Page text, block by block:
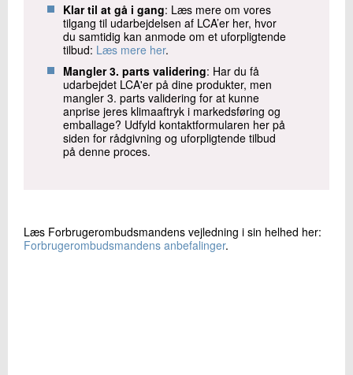
Klar til at gå i gang: Læs mere om vores
tilgang til udarbejdelsen af LCA’er her, hvor
du samtidig kan anmode om et uforpligtende
tilbud: Læs mere her.
Mangler 3. parts validering: Har du få
udarbejdet LCA'er på dine produkter, men
mangler 3. parts validering for at kunne
anprise jeres klimaaftryk i markedsføring og
emballage? Udfyld kontaktformularen her på
siden for rådgivning og uforpligtende tilbud
på denne proces.
Læs Forbrugerombudsmandens vejledning i sin helhed her:
Forbrugerombudsmandens anbefalinger.